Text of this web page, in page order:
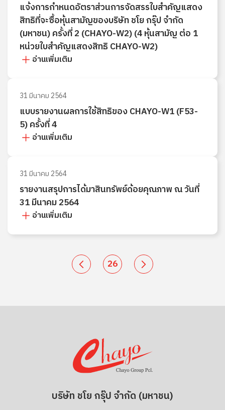
แจ้งการกำหนดอัตราส่วนการจัดสรรใบสำคัญแสดง
สิทธิที่จะซื้อหุ้นสามัญของบริษัท ชโย กรุ๊ป จำกัด
(มหาชน) ครั้งที่ 2 (CHAYO-W2) (4 หุ้นสามัญ ต่อ 1
หน่วยใบสำคัญแสดงสิทธิ CHAYO-W2)
อ่านเพิ่มเติม
31 มีนาคม 2564
แบบรายงานผลการใช้สิทธิของ CHAYO-W1 (F53-
5) ครั้งที่ 4
อ่านเพิ่มเติม
31 มีนาคม 2564
รายงานสรุปการได้มาสินทรัพย์ด้อยคุณภาพ ณ วันที่
31 มีนาคม 2564
อ่านเพิ่มเติม
26
บริษัท ชโย กรุ๊ป จำกัด (มหาชน)